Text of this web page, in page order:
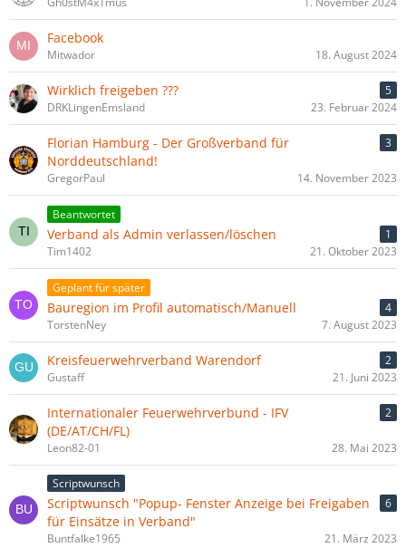
Facebook
Mitwador 18. August 2024
Wirklich freigeben ???
5
DRKLingenEmsland
23. Februar 2024
Florian Hamburg - Der Großverband für
Norddeutschland!
3
GregorPaul 14. November 2023
Beantwortet
Verband als Admin verlassen/löschen
1
Tim1402
21. Oktober 2023
Geplant für später
Bauregion im Profil automatisch/Manuell
4
TorstenNey
7. August 2023
Kreis­feu­er­wehr­ver­band Wa­ren­dorf
2
Gustaff
21. Juni 2023
Internationaler Feuerwehrverbund - IFV
(DE/AT/CH/FL)
2
Leon82-01 28. Mai 2023
Scriptwunsch
Scriptwunsch "Popup- Fenster Anzeige bei Freigaben
für Einsätze in Verband"
6
Buntfalke1965 21. März 2023